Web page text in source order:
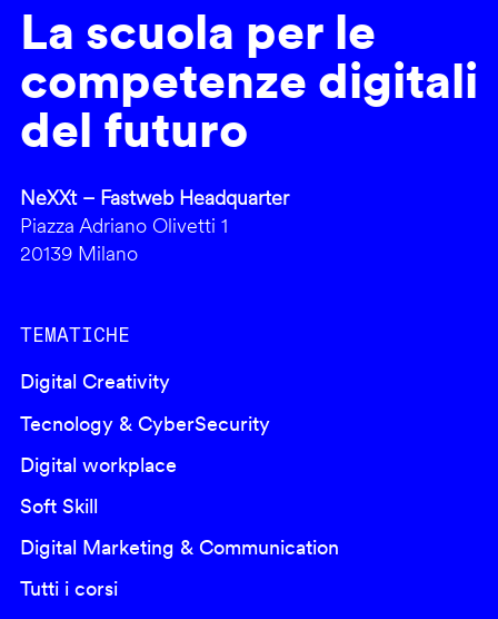
La scuola per le
competenze digitali
del futuro
NeXXt – Fastweb Headquarter
Piazza Adriano Olivetti 1
20139 Milano
TEMATICHE
Digital Creativity
Tecnology & CyberSecurity
Digital workplace
Soft Skill
Digital Marketing & Communication
Tutti i corsi